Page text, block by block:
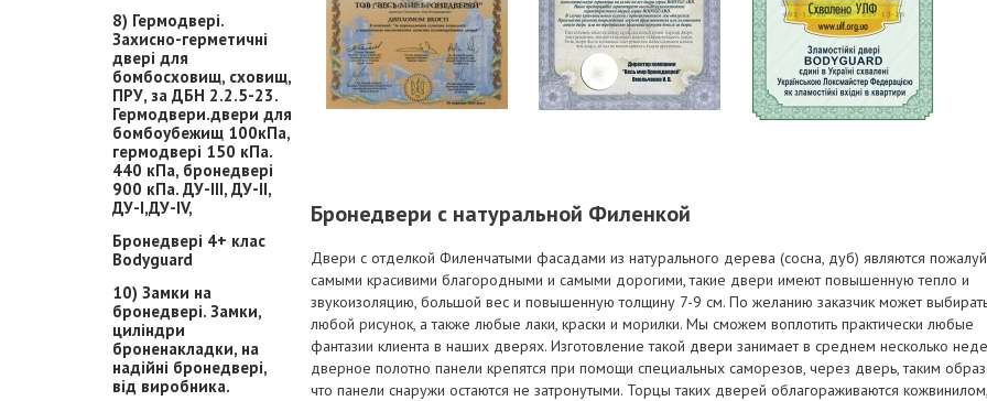
8) Гермодвері.
Захисно-герметичні
двері для
бомбосховищ, сховищ,
ПРУ, за ДБН 2.2.5-23.
Гермодвери.двери для
бомбоубежищ 100кПа,
гермодвері 150 кПа.
440 кПа, бронедвері
900 кПа. ДУ-ІІІ, ДУ-ІІ,
ДУ-І,ДУ-ІV,
Бронедвері 4+ клас
Bodyguard
10) Замки на
бронедвері. Замки,
циліндри
броненакладки, на
надійні бронедвері,
від виробника.
Бронедвери с натуральной Филенкой
Двери с отделкой Филенчатыми фасадами из натурального дерева (сосна, дуб) являются пожалуй
самыми красивими благородными и самыми дорогими, такие двери имеют повышенную тепло и
звукоизоляцию, большой вес и повышенную толщину 7-9 см. По желанию заказчик может
любой рисунок, а также любые лаки, краски и морилки. Мы сможем воплотить практически любые
фантазии клиента в наших дверях. Изготовление такой двери занимает в среднем несколько
дверное полотно панели крепятся при помощи специальных саморезов, через дверь, таким
что панели снаружи остаются не затронутыми. Торцы таких дверей облагораживаются кожвинилом,